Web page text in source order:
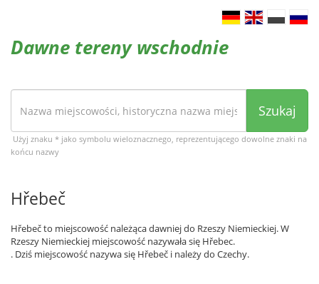
Dawne tereny wschodnie
Szukaj
Użyj znaku * jako symbolu wieloznacznego, reprezentującego dowolne znaki na
końcu nazwy
Hřebeč
Hřebeč to miejscowość należąca dawniej do Rzeszy Niemieckiej. W
Rzeszy Niemieckiej miejscowość nazywała się Hřebec.
. Dziś miejscowość nazywa się Hřebeč i należy do Czechy.